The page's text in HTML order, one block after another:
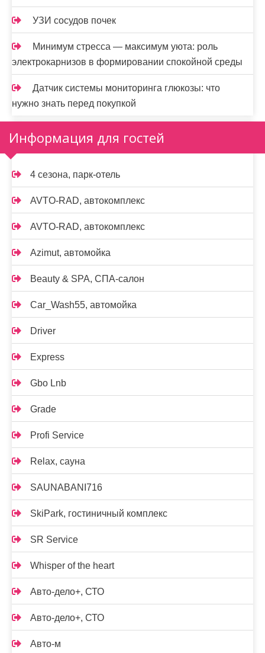
УЗИ сосудов почек
Минимум стресса — максимум уюта: роль
электрокарнизов в формировании спокойной среды
Датчик системы мониторинга глюкозы: что
нужно знать перед покупкой
Информация для гостей
4 сезона, парк-отель
AVTO-RAD, автокомплекс
AVTO-RAD, автокомплекс
Azimut, автомойка
Beauty & SPA, СПА-салон
Car_Wash55, автомойка
Driver
Express
Gbo Lnb
Grade
Profi Service
Relax, сауна
SAUNABANI716
SkiPark, гостиничный комплекс
SR Service
Whisper of the heart
Авто-дело+, СТО
Авто-дело+, СТО
Авто-м